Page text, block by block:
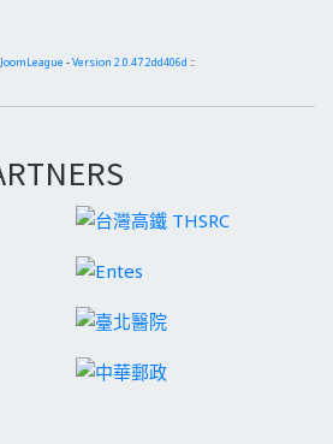
JoomLeague -Version 2.0.47.2dd406d ::